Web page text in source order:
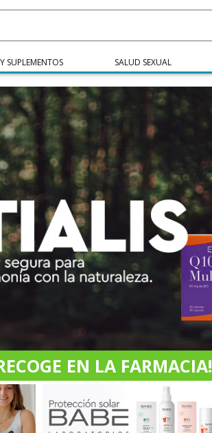
SUPLEMENTOS SALUD SEXUAL
EN LA FARMACIA!